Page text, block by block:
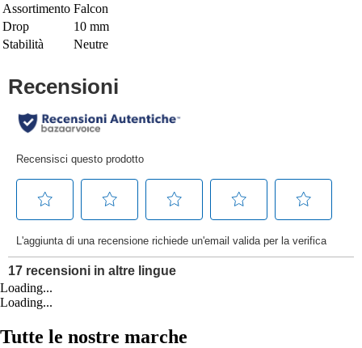
Assortimento Falcon
Drop
10 mm
Stabilità
Neutre
Loading...
Loading...
Tutte le nostre marche